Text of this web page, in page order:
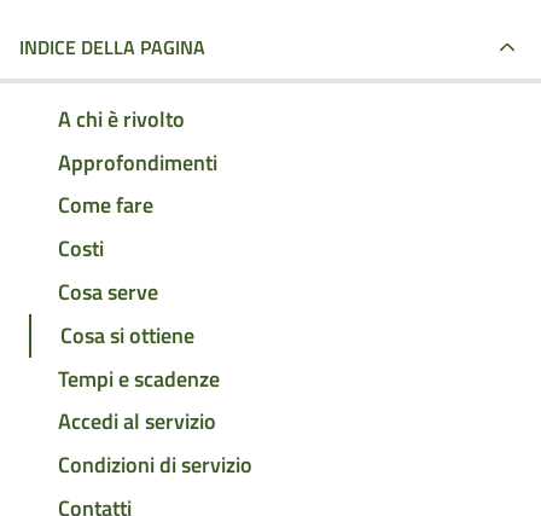
INDICE DELLA PAGINA
A chi è rivolto
Approfondimenti
Come fare
Costi
Cosa serve
Cosa si ottiene
Tempi e scadenze
Accedi al servizio
Condizioni di servizio
Contatti